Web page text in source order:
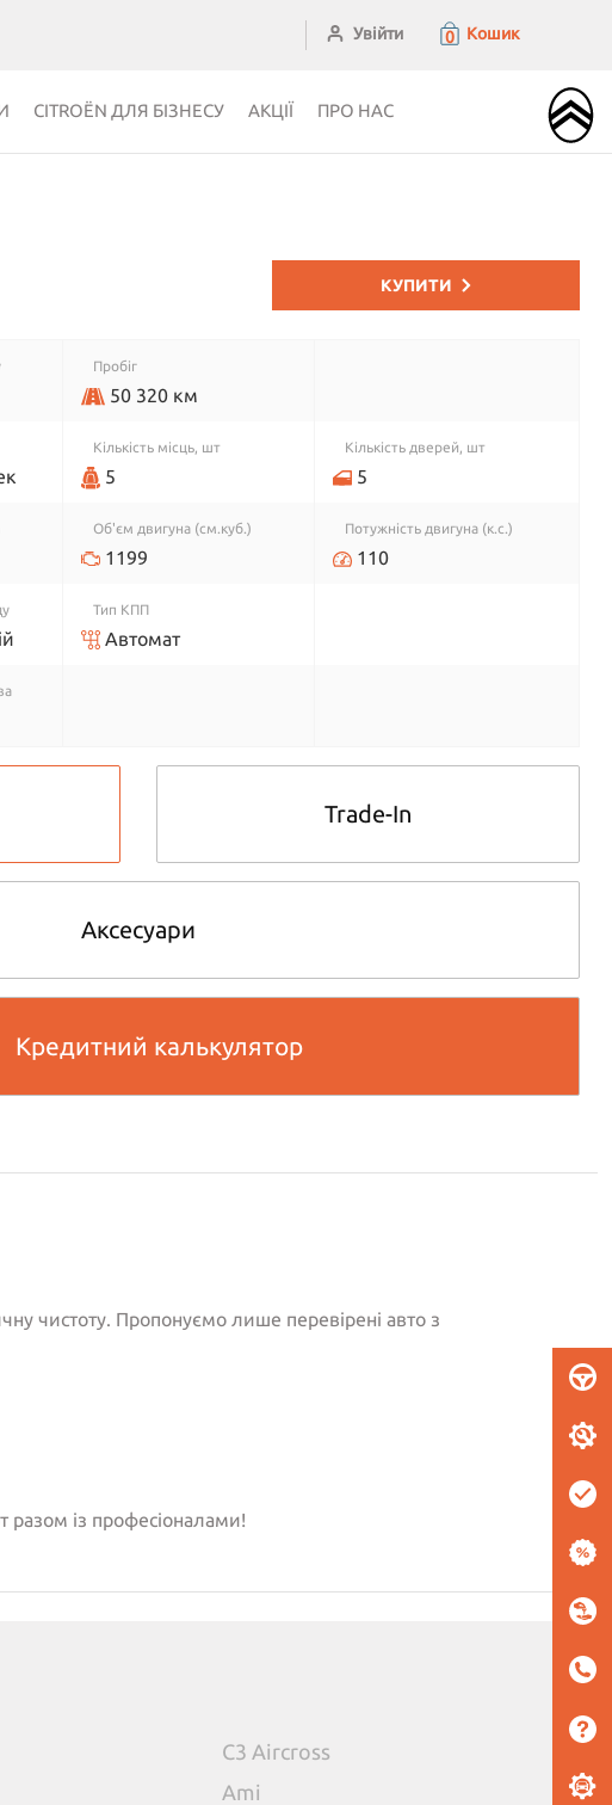
Увійти 0 Кошик
CITROЁN ДЛЯ БІЗНЕСУ АКЦІЇ ПРО НАС
КУПИТИ
Пробіг
50 320 км
Кiлькiсть мiсць, шт
5
Кiлькiсть дверей, шт
5
Об'єм двигуна (см.куб.)
1199
Потужність двигуна (к.с.)
110
Тип КПП
Автомат
Trade-In
Аксесуари
Кредитний калькулятор
чистоту. Пропонуємо лише перевірені авто з
разом із професіоналами!
C3 Aircross
Ami